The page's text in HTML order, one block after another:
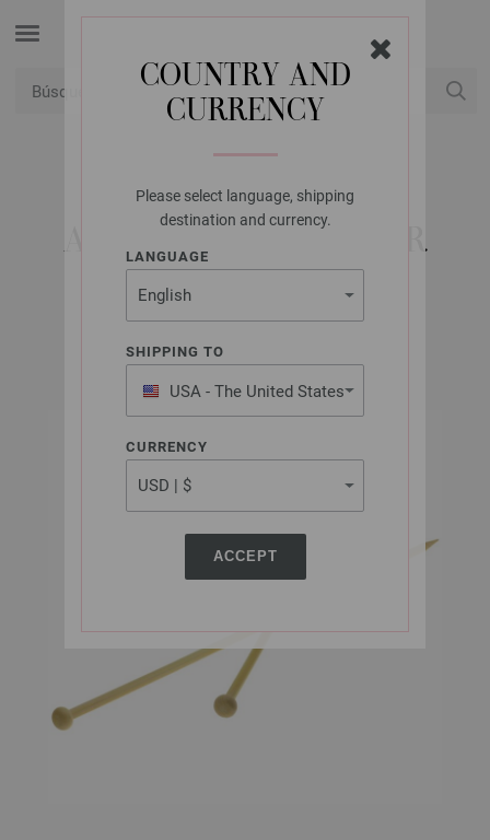
COUNTRY AND
CURRENCY
Please select language, shipping
destination and currency.
LANGUAGE
SHIPPING TO
USA - The United States
of America
CURRENCY
ACCEPT
LANA GROSSA
AGUJAS DE TRICOTAR
BAMBÚ NO. 5,5